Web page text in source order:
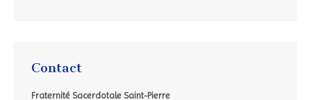
Contact
Fraternité Sacerdotale Saint-Pierre